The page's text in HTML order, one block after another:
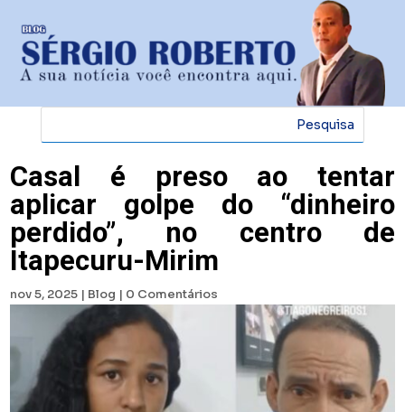
Casal é preso ao tentar
aplicar golpe do “dinheiro
perdido”, no centro de
Itapecuru-Mirim
nov 5, 2025 | Blog | 0 Comentários